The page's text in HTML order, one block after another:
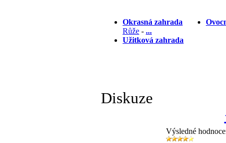
Okrasná zahrada
Růže - ...
Užitková zahrada
Diskuze
Výsledné